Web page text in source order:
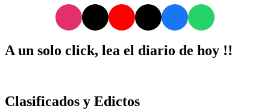
A un solo click, lea el diario de hoy !!
Clasificados y Edictos